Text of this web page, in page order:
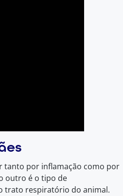
tanto por inflamação como por
outro é o tipo de
trato respiratório do animal.